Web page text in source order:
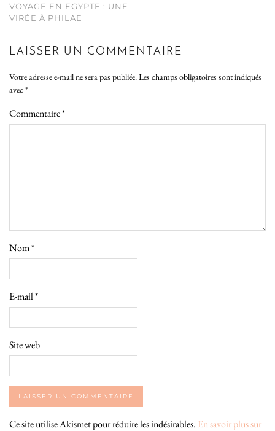
VOYAGE EN EGYPTE : UNE
VIRÉE À PHILAE
LAISSER UN COMMENTAIRE
Votre adresse e-mail ne sera pas publiée.Les champs obligatoires sont indiqués
avec *
Commentaire*
Nom*
E-mail*
Site web
Ce site utilise Akismet pour réduire les indésirables. En savoir plus sur